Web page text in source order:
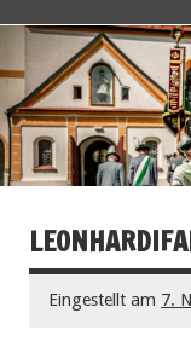
Eingestellt am 7.